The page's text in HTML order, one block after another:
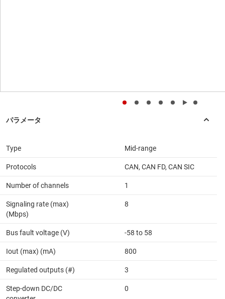
Type Mid-range
Protocols CAN, CAN FD, CAN SIC
Number of channels 1
Signaling rate (max)
(Mbps)
8
Bus fault voltage (V) -58 to 58
Iout (max) (mA) 800
Regulated outputs (#) 3
Step-down DC/DC
0